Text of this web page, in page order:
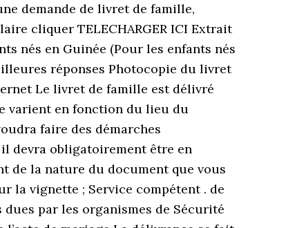
demande de livret de famille,
cliquer TELECHARGER ICI Extrait
nés en Guinée (Pour les enfants nés
réponses Photocopie du livret
Le livret de famille est délivré
varient en fonction du lieu du
faire des démarches
il devra obligatoirement être en
de la nature du document que vous
la vignette ; Service compétent . de
par les organismes de Sécurité